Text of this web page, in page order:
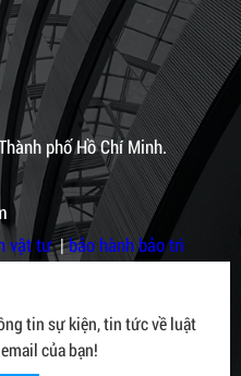
phố Hồ Chí Minh.
vật tư|bảo hành bảo trì
tin sự kiện, tin tức về luật
của bạn!